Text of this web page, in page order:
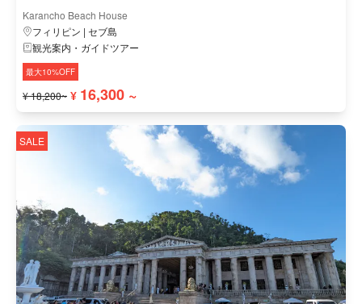
Karancho Beach House
フィリピン | セブ島
観光案内・ガイドツアー
最大10%OFF
¥ 18,200~ ¥ 16,300 ~
SALE